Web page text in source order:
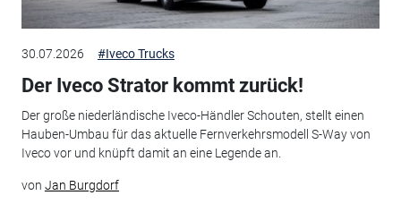
30.07.2026 #Iveco Trucks
Der Iveco Strator kommt zurück!
Der große niederländische Iveco-Händler Schouten, stellt einen
Hauben-Umbau für das aktuelle Fernverkehrsmodell S-Way von
Iveco vor und knüpft damit an eine Legende an.
von Jan Burgdorf